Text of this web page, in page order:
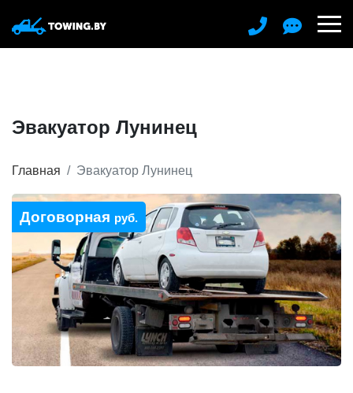
Эвакуатор Лунинец
Главная Эвакуатор Лунинец
Договорная руб.